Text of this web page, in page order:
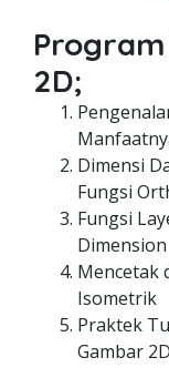
2D;
Dimensi
Fungsi
Fungsi
Dimension
Mencetak
Isometrik
Praktek
Gambar 2D